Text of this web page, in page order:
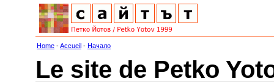
Home -Accueil - Начало
Le site de Petko